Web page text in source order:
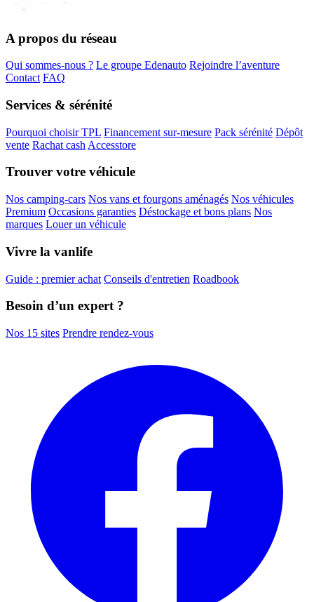
A propos du réseau
Qui sommes-nous ? Le groupe Edenauto Rejoindre l’aventure
Contact FAQ
Services & sérénité
Pourquoi choisir TPL Financement sur-mesure Pack sérénité Dépôt
vente Rachat cash Accesstore
Trouver votre véhicule
Nos camping-cars Nos vans et fourgons aménagés Nos véhicules
Premium Occasions garanties Déstockage et bons plans Nos
marques Louer un véhicule
Vivre la vanlife
Guide : premier achat Conseils d'entretien Roadbook
Besoin d’un expert ?
Nos 15 sites Prendre rendez-vous